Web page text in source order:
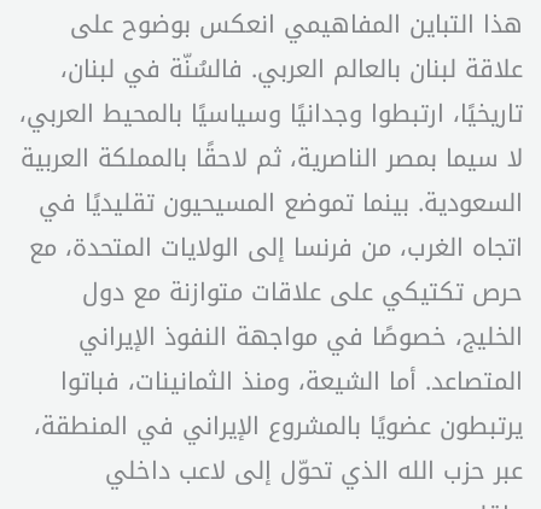
هذا التباين المفاهيمي انعكس بوضوح على
علاقة لبنان بالعالم العربي. فالسُنّة في لبنان،
تاريخيًا، ارتبطوا وجدانيًا وسياسيًا بالمحيط العربي،
لا سيما بمصر الناصرية، ثم لاحقًا بالمملكة العربية
السعودية. بينما تموضع المسيحيون تقليديًا في
اتجاه الغرب، من فرنسا إلى الولايات المتحدة، مع
حرص تكتيكي على علاقات متوازنة مع دول
الخليج، خصوصًا في مواجهة النفوذ الإيراني
المتصاعد. أما الشيعة، ومنذ الثمانينات، فباتوا
يرتبطون عضويًا بالمشروع الإيراني في المنطقة،
عبر حزب الله الذي تحوّل إلى لاعب داخلي